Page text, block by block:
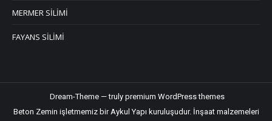
MERMER SİLİMİ
FAYANS SİLİMİ
Dream-Theme — truly premium WordPress themes
Beton Zemin işletmemiz bir Aykul Yapı kuruluşudur. İnşaat malzemeleri